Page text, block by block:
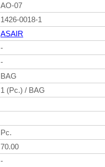
AO-07
1426-0018-1
ASAIR
-
-
BAG
1 (Pc.) / BAG
Pc.
70.00
-